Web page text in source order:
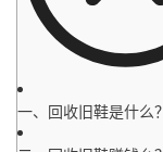
一、回收旧鞋是什么？